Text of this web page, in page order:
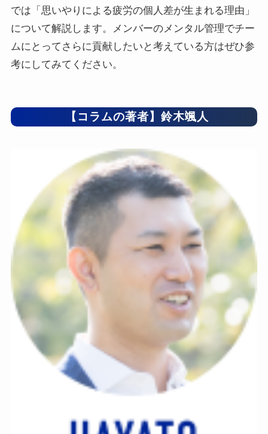
では「思いやりによる疲労の個人差が生まれる理由」
について解説します。メンバーのメンタル管理でチー
ムにとってさらに貢献したいと考えている方はぜひ参
考にしてみてください。
【コラムの著者】鈴木颯人